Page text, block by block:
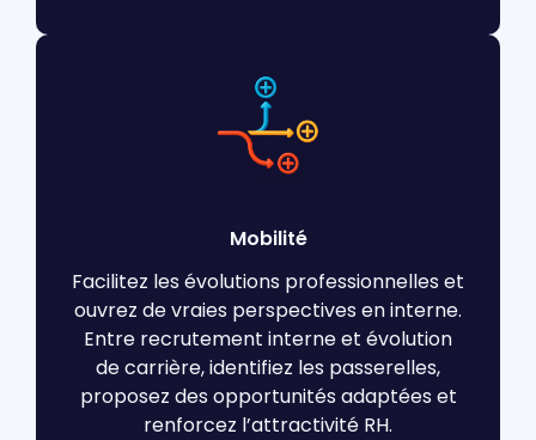
Mobilité
Facilitez les évolutions professionnelles et
ouvrez de vraies perspectives en interne.
Entre recrutement interne et évolution
de carrière, identifiez les passerelles,
proposez des opportunités adaptées et
renforcez l’attractivité RH.